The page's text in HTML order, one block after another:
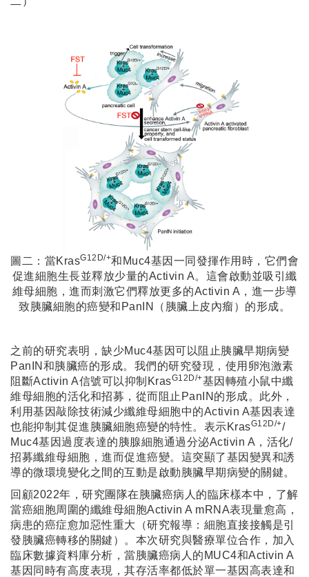
圖二：當KrasG12D/+和Muc4基因一同發揮作用時，它們會
促進細胞生長並釋放少量的Activin A。這會啟動並吸引纖
維母細胞，進而刺激它們釋放更多的Activin A，進一步導
致胰臟細胞的癌變和PanIN（胰臟上皮內瘤）的形成。
之前的研究表明，缺少Muc4基因可以阻止胰臟早期病變
PanIN和胰臟癌的形成。我們的研究發現，使用卵泡激素
阻斷Activin A信號可以抑制KrasG12D/+基因轉殖小鼠中纖
維母細胞的活化和招募，從而阻止PanIN的形成。此外，
利用基因敲除技術減少纖維母細胞中的Activin A基因表達
也能抑制其促進胰臟細胞癌變的特性。表示KrasG12D/+/
Muc4基因過度表達的胰腺細胞通過分泌Activin A，活化/
招募纖維母細胞，進而促進癌變。這突顯了基因變異和誘
導的微環境變化之間的互動是啟動胰臟早期病變的關鍵。
回顧2022年，研究團隊在胰臟癌病人的臨床樣本中，了解
當癌細胞周圍的纖維母細胞Activin A mRNA表現量愈高，
病患的癌症愈加惡性重大（研究報導：細胞直接接觸是引
發胰臟癌轉移的關鍵）。本次研究與醫療單位合作，加入
臨床數據資料庫分析，當胰臟癌病人的MUC4和Activin A
基因同時有高度表現，其存活率都低於單一基因高表達和